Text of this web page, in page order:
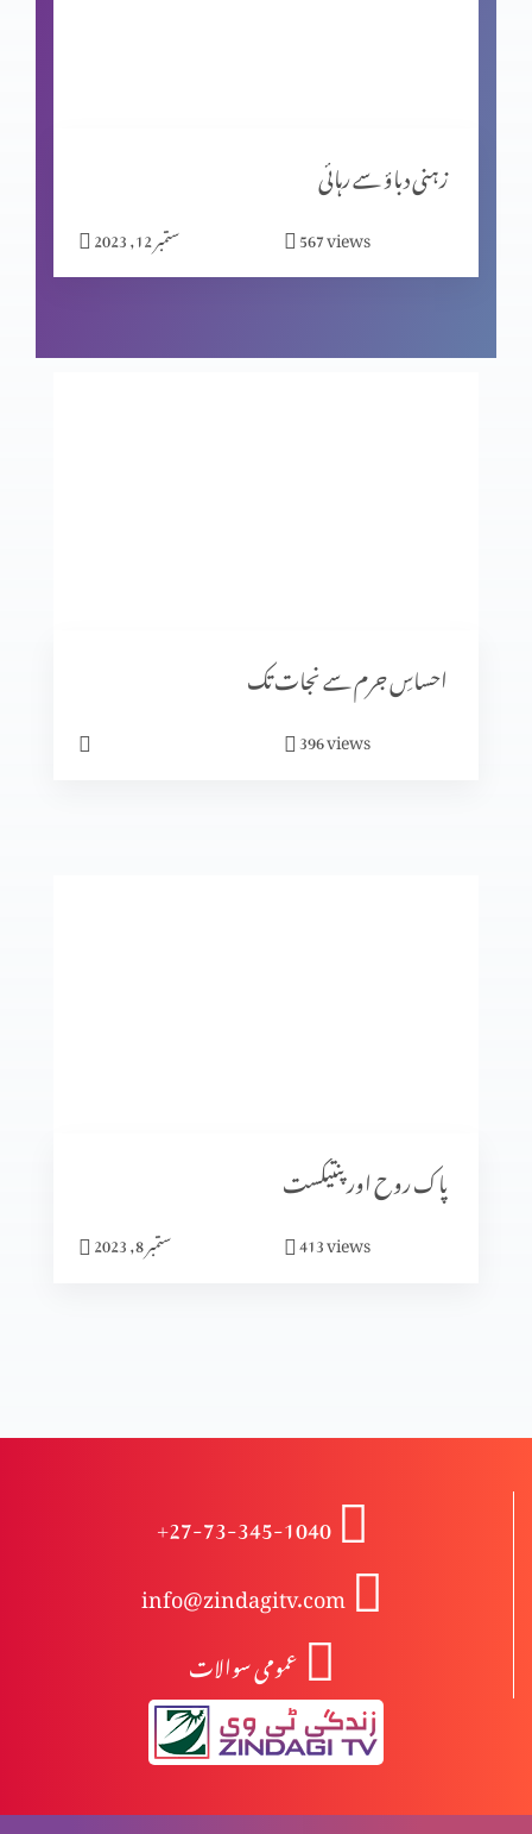
مسیحیت اور شاگردیت پارٹ 2
نیا سال کیوں مناتے ہیں؟
ایمان میں کیسے آگے بڑھیں؟
انبیاء و بزرگ – دانی ایل
انبیاء و بزرگ – حزقی ایل (حصہ 2)
انبیا ءو بزرگ – حزقی ایل
انبیا ءو بزرگ – یرمیاہ (حصہ 2)
زہنی دباؤ سے رہائی
ستمبر 12, 2023 567views
احساسِ جرم سے نجات تک
396views
پاک روح اور پنتیکست
ستمبر 8, 2023 413views
+27-73-345-1040
info@zindagitv.com
عمومی سوالات